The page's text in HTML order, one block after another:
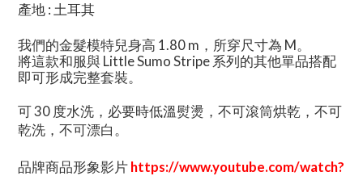
產地 : 土耳其
我們的金髮模特兒身高 1.80 m，所穿尺寸為 M。
將這款和服與 Little Sumo Stripe 系列的其他單品搭配
即可形成完整套裝。
可 30 度水洗，必要時低溫熨燙，不可滾筒烘乾，不可
乾洗，不可漂白。
品牌商品形象影片https://www.youtube.com/watch?